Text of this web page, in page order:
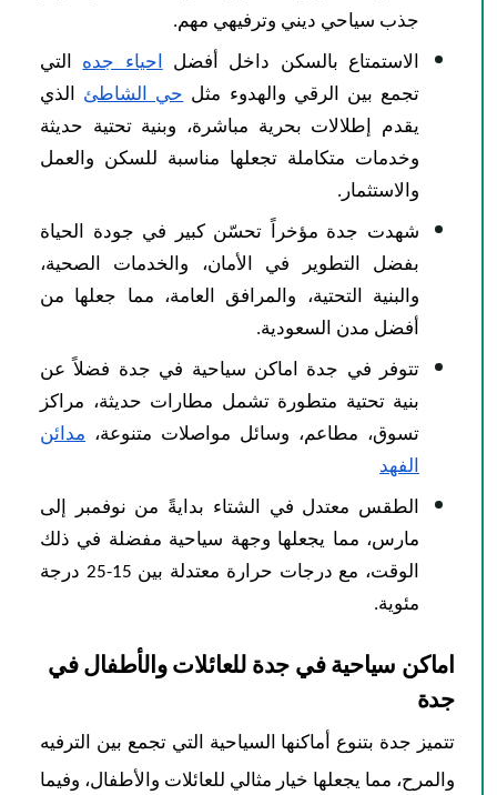
جذب سياحي ديني وترفيهي مهم.​​
الاستمتاع بالسكن داخل أفضل احياء جده التي
تجمع بين الرقي والهدوء مثل حي الشاطئ الذي
يقدم إطلالات بحرية مباشرة، وبنية تحتية حديثة
وخدمات متكاملة تجعلها مناسبة للسكن والعمل
والاستثمار.
شهدت جدة مؤخراً تحسّن كبير في جودة الحياة
بفضل التطوير في الأمان، والخدمات الصحية،
والبنية التحتية، والمرافق العامة، مما جعلها من
أفضل مدن السعودية.
تتوفر في جدة اماكن سياحية في جدة فضلاً عن
بنية تحتية متطورة تشمل مطارات حديثة، مراكز
تسوق، مطاعم، وسائل مواصلات متنوعة، مدائن
الفهد
الطقس معتدل في الشتاء بدايةً من نوفمبر إلى
مارس، مما يجعلها وجهة سياحية مفضلة في ذلك
الوقت، مع درجات حرارة معتدلة بين 15-25 درجة
مئوية.​
اماكن سياحية في جدة للعائلات والأطفال في
جدة
تتميز جدة بتنوع أماكنها السياحية التي تجمع بين الترفيه
والمرح، مما يجعلها خيار مثالي للعائلات والأطفال، وفيما